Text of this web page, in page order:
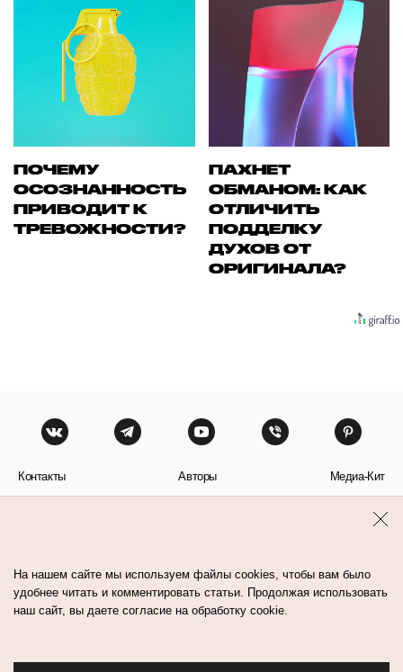
ПОЧЕМУ
ОСОЗНАННОСТЬ
ПРИВОДИТ К
ТРЕВОЖНОСТИ?
ПАХНЕТ
ОБМАНОМ: КАК
ОТЛИЧИТЬ
ПОДДЕЛКУ
ДУХОВ ОТ
ОРИГИНАЛА?
Контакты Авторы Медиа-Кит
На нашем сайте мы используем файлы cookies, чтобы вам было
удобнее читать и комментировать статьи. Продолжая использовать
наш сайт, вы даете согласие на обработку cookie.